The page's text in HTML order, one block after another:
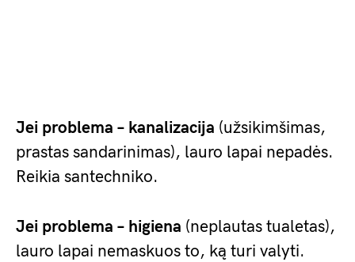
Jei problema – kanalizacija (užsikimšimas,
prastas sandarinimas), lauro lapai nepadės.
Reikia santechniko.
Jei problema – higiena (neplautas tualetas),
lauro lapai nemaskuos to, ką turi valyti.